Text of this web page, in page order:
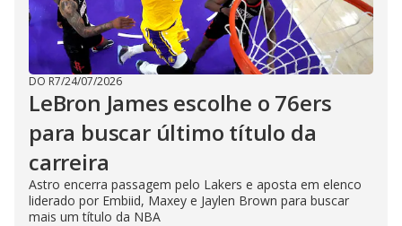
DO R7/24/07/2026
LeBron James escolhe o 76ers
para buscar último título da
carreira
Astro encerra passagem pelo Lakers e aposta em elenco
liderado por Embiid, Maxey e Jaylen Brown para buscar
mais um título da NBA